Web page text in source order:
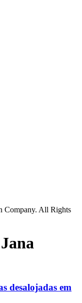
Company. All Rights
desalojadas em